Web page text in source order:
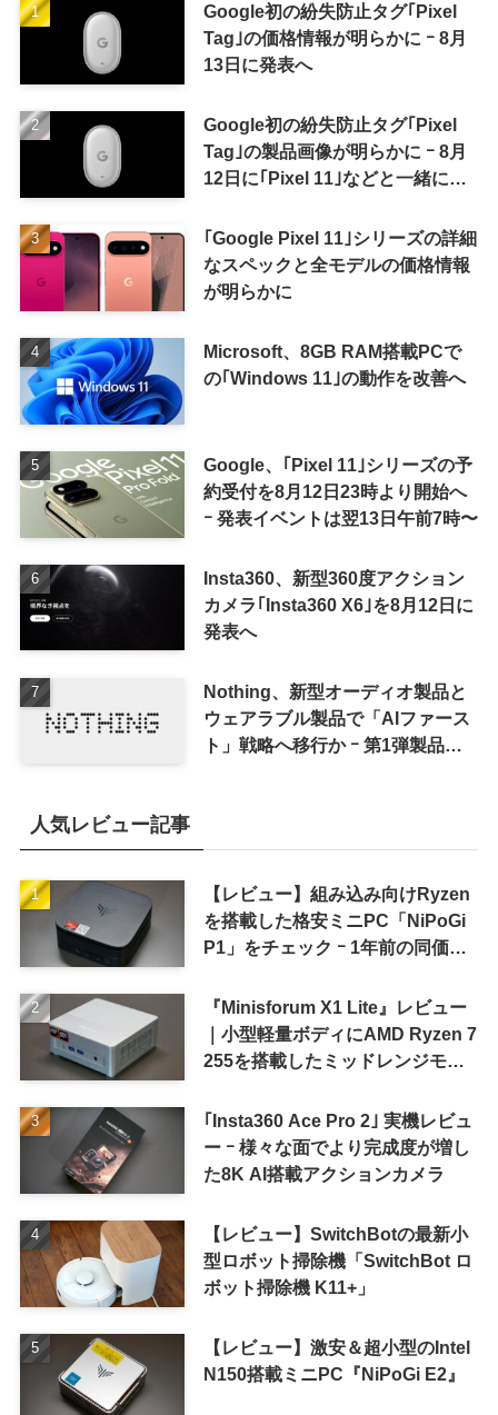
Google初の紛失防止タグ｢Pixel
Tag｣の価格情報が明らかに ｰ 8月
13日に発表へ
Google初の紛失防止タグ｢Pixel
Tag｣の製品画像が明らかに ｰ 8月
12日に｢Pixel 11｣などと一緒に発
｢Google Pixel 11｣シリーズの詳細
なスペックと全モデルの価格情報
が明らかに
Microsoft、8GB RAM搭載PCで
の｢Windows 11｣の動作を改善へ
Google、｢Pixel 11｣シリーズの予
約受付を8月12日23時より開始へ
ｰ 発表イベントは翌13日午前7時〜
Insta360、新型360度アクション
カメラ｢Insta360 X6｣を8月12日に
発表へ
Nothing、新型オーディオ製品と
ウェアラブル製品で「AIファース
ト」戦略へ移行か ｰ 第1弾製品は
人気レビュー記事
【レビュー】組み込み向けRyzen
を搭載した格安ミニPC「NiPoGi
P1」をチェック ｰ 1年前の同価格
『Minisforum X1 Lite』レビュー
｜小型軽量ボディにAMD Ryzen 7
255を搭載したミッドレンジモデ
｢Insta360 Ace Pro 2｣ 実機レビュ
ー ｰ 様々な面でより完成度が増し
た8K AI搭載アクションカメラ
【レビュー】SwitchBotの最新小
型ロボット掃除機「SwitchBot ロ
ボット掃除機 K11+」
【レビュー】激安＆超小型のIntel
N150搭載ミニPC『NiPoGi E2』